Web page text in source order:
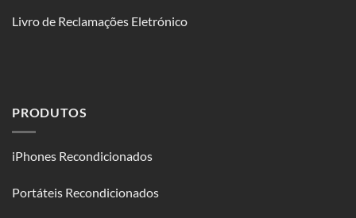
Livro de Reclamações Eletrónico
PRODUTOS
iPhones Recondicionados
Portáteis Recondicionados